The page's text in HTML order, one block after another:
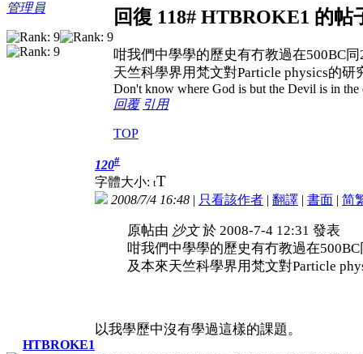
管理員 回復 118# HTBROKE1 的帖
咁我們中學學的歷史有冇教過在500BC
天竺科學界用梵文對Particle physics的研
Don't know where God is but the Devil is in the
回覆 引用
TOP
HTBROKE1
120#
字體大小: tT
2008/7/4 16:48 | 只看該作者 | 翻譯 | 書面 | 简
原帖由 沙文於 2008-7-4 12:31 發表
咁我們中學學的歷史有冇教過在
及本來天竺科學界用梵文對Particle
以我學歷中沒有學過這樣的課題。